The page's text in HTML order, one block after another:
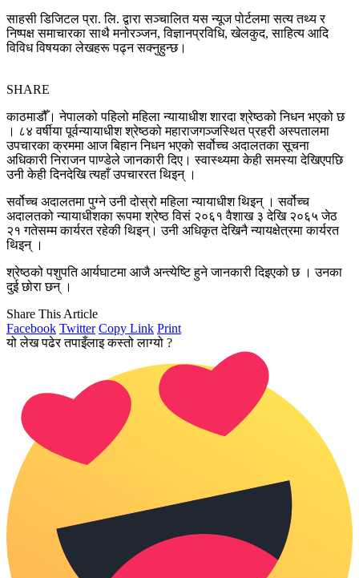
साहसी डिजिटल प्रा. लि. द्वारा सञ्चालित यस न्यूज पोर्टलमा सत्य तथ्य र
निष्पक्ष समाचारका साथै मनोरञ्जन, विज्ञानप्रविधि, खेलकुद, साहित्य आदि
विविध विषयका लेखहरू पढ्न सक्नुहुन्छ।
SHARE
काठमाडौँ। नेपालको पहिलो महिला न्यायाधीश शारदा श्रेष्ठको निधन भएको छ
। ८४ वर्षीया पूर्वन्यायाधीश श्रेष्ठको महाराजगञ्जस्थित प्रहरी अस्पतालमा
उपचारका क्रममा आज बिहान निधन भएको सर्वोच्च अदालतका सूचना
अधिकारी निराजन पाण्डेले जानकारी दिए। स्वास्थ्यमा केही समस्या देखिएपछि
उनी केही दिनदेखि त्यहाँ उपचाररत थिइन् ।
सर्वोच्च अदालतमा पुग्ने उनी दोस्रो महिला न्यायाधीश थिइन् । सर्वोच्च
अदालतको न्यायाधीशका रूपमा श्रेष्ठ विसं २०६१ वैशाख ३ देखि २०६५ जेठ
२१ गतेसम्म कार्यरत रहेकी थिइन्। उनी अधिकृत देखिनै न्यायक्षेत्रमा कार्यरत
थिइन् ।
श्रेष्ठको पशुपति आर्यघाटमा आजै अन्त्येष्टि हुने जानकारी दिइएको छ । उनका
दुई छोरा छन् ।
Share This Article
Facebook Twitter Copy Link Print
यो लेख पढेर तपाइँलाइ कस्तो लाग्यो ?